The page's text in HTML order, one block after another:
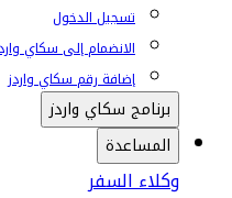
تسجيل الدخول
الانضمام إلى سكاي
إضافة رقم سكاي واردز
برنامج سكاي واردز
المساعدة
وكلاء السفر